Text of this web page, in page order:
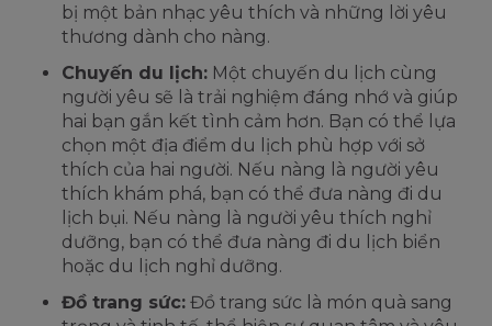
bị một bản nhạc yêu thích và những lời yêu
thương dành cho nàng.
Chuyến du lịch: Một chuyến du lịch cùng
người yêu sẽ là trải nghiệm đáng nhớ và giúp
hai bạn gắn kết tình cảm hơn. Bạn có thể lựa
chọn một địa điểm du lịch phù hợp với sở
thích của hai người. Nếu nàng là người yêu
thích khám phá, bạn có thể đưa nàng đi du
lịch bụi. Nếu nàng là người yêu thích nghỉ
dưỡng, bạn có thể đưa nàng đi du lịch biển
hoặc du lịch nghỉ dưỡng.
Đồ trang sức: Đồ trang sức là món quà sang